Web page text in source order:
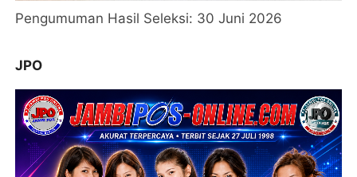
Pengumuman Hasil Seleksi: 30 Juni 2026
JPO